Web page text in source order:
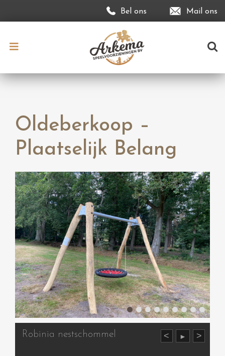
Bel ons Mail ons
Oldeberkoop –
Plaatselijk Belang
< ► >
Robinia nestschommel